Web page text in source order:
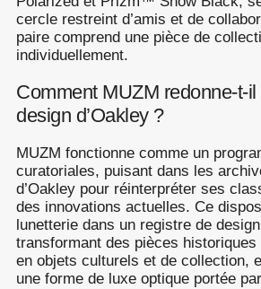
cercle restreint d’amis et de
paire comprend une pièce de
individuellement.
Comment MUZM redonne-t-il
design d’Oakley ?
MUZM fonctionne comme un
curatoriales, puisant dans les
d’Oakley pour réinterpréter ses
des innovations actuelles. Ce
lunetterie dans un registre de design
transformant des pièces
en objets culturels et de collection,
une forme de luxe optique portée